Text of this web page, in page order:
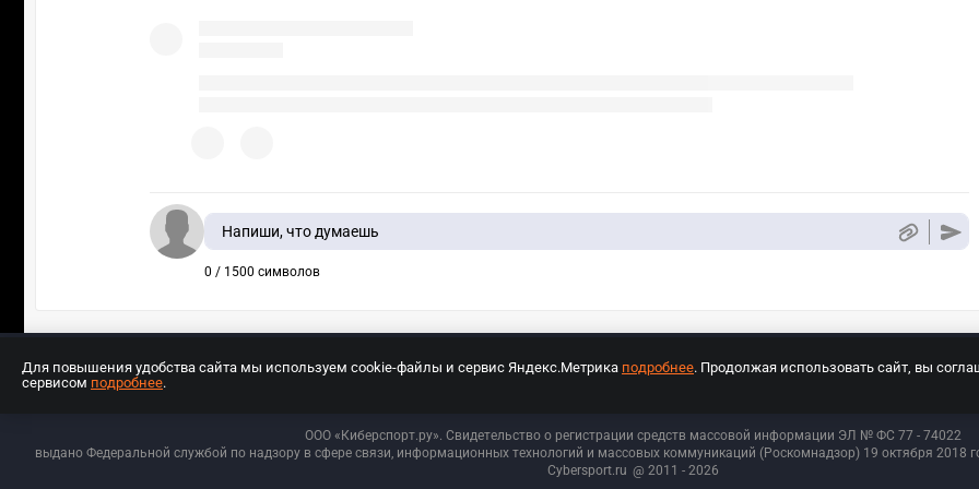
Напиши, что думаешь
0 / 1500 символов
ООО «Киберспорт.ру». Свидетельство о регистрации средств массовой информации ЭЛ № ФС 77 - 74022
выдано Федеральной службой по надзору в сфере связи, информационных технологий и массовых коммуникаций (Роскомнадзор) 19 октября 2018
Cybersport.ru @ 2011 - 2026
Для повышения удобства сайта мы используем cookie-файлы и сервис Яндекс.Метрика подробнее. Продолжая использовать сайт, вы
сервисом подробнее.